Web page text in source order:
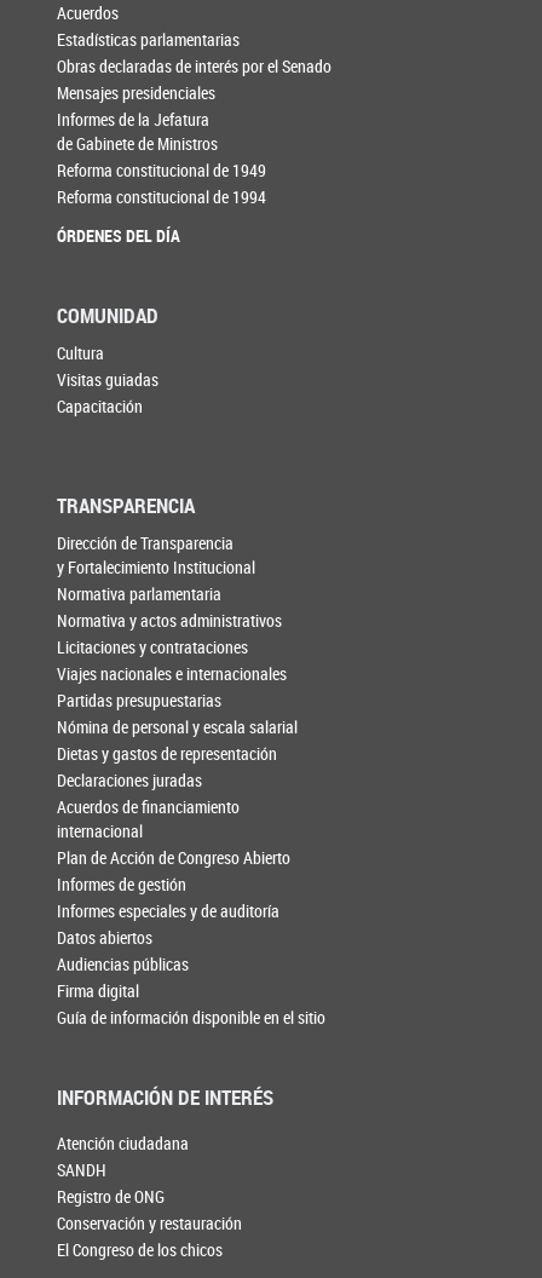
Acuerdos
Estadísticas parlamentarias
Obras declaradas de interés por el Senado
Mensajes presidenciales
Informes de la Jefatura
de Gabinete de Ministros
Reforma constitucional de 1949
Reforma constitucional de 1994
ÓRDENES DEL DÍA
COMUNIDAD
Cultura
Visitas guiadas
Capacitación
TRANSPARENCIA
Dirección de Transparencia
y Fortalecimiento Institucional
Normativa parlamentaria
Normativa y actos administrativos
Licitaciones y contrataciones
Viajes nacionales e internacionales
Partidas presupuestarias
Nómina de personal y escala salarial
Dietas y gastos de representación
Declaraciones juradas
Acuerdos de financiamiento
internacional
Plan de Acción de Congreso Abierto
Informes de gestión
Informes especiales y de auditoría
Datos abiertos
Audiencias públicas
Firma digital
Guía de información disponible en el sitio
INFORMACIÓN DE INTERÉS
Atención ciudadana
SANDH
Registro de ONG
Conservación y restauración
El Congreso de los chicos